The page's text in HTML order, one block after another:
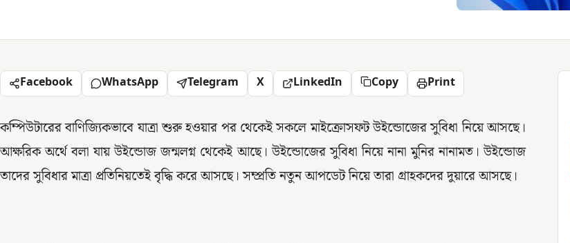
Facebook WhatsApp Telegram X LinkedIn Copy Print
কম্পিউটারের বাণিজ্যিকভাবে যাত্রা শুরু হওয়ার পর থেকেই সকলে মাইক্রোসফট উইন্ডোজের সুবিধা নিয়ে আসছে।
আক্ষরিক অর্থে বলা যায় উইন্ডোজ জন্মলগ্ন থেকেই আছে। উইন্ডোজের সুবিধা নিয়ে নানা মুনির নানামত। উইন্ডোজ
তাদের সুবিধার মাত্রা প্রতিনিয়তেই বৃদ্ধি করে আসছে। সম্প্রতি নতুন আপডেট নিয়ে তারা গ্রাহকদের দুয়ারে আসছে।